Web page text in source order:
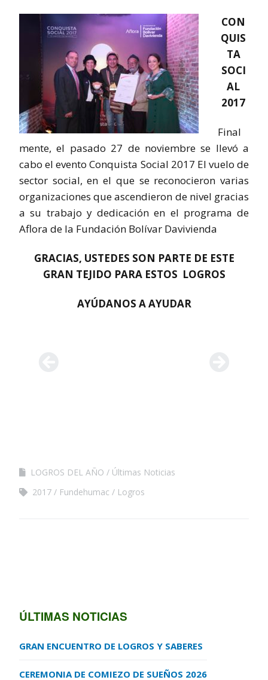
CON
QUIS
TA
SOCI
AL
2017
Final
mente, el pasado 27 de noviembre se llevó a
cabo el evento Conquista Social 2017 El vuelo de
sector social, en el que se reconocieron varias
organizaciones que ascendieron de nivel gracias
a su trabajo y dedicación en el programa de
Aflora de la Fundación Bolívar Davivienda
GRACIAS, USTEDES SON PARTE DE ESTE
GRAN TEJIDO PARA ESTOS LOGROS
AYÚDANOS A AYUDAR
LOGROS DEL AÑO
Últimas Noticias
2017
Fundehumac Logros
ÚLTIMAS NOTICIAS
GRAN ENCUENTRO DE LOGROS Y SABERES
CEREMONIA DE COMIEZO DE SUEÑOS 2026